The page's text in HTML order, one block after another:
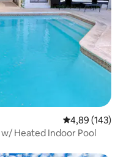
Priemerné
4,89 (143)
Heated Indoor Pool